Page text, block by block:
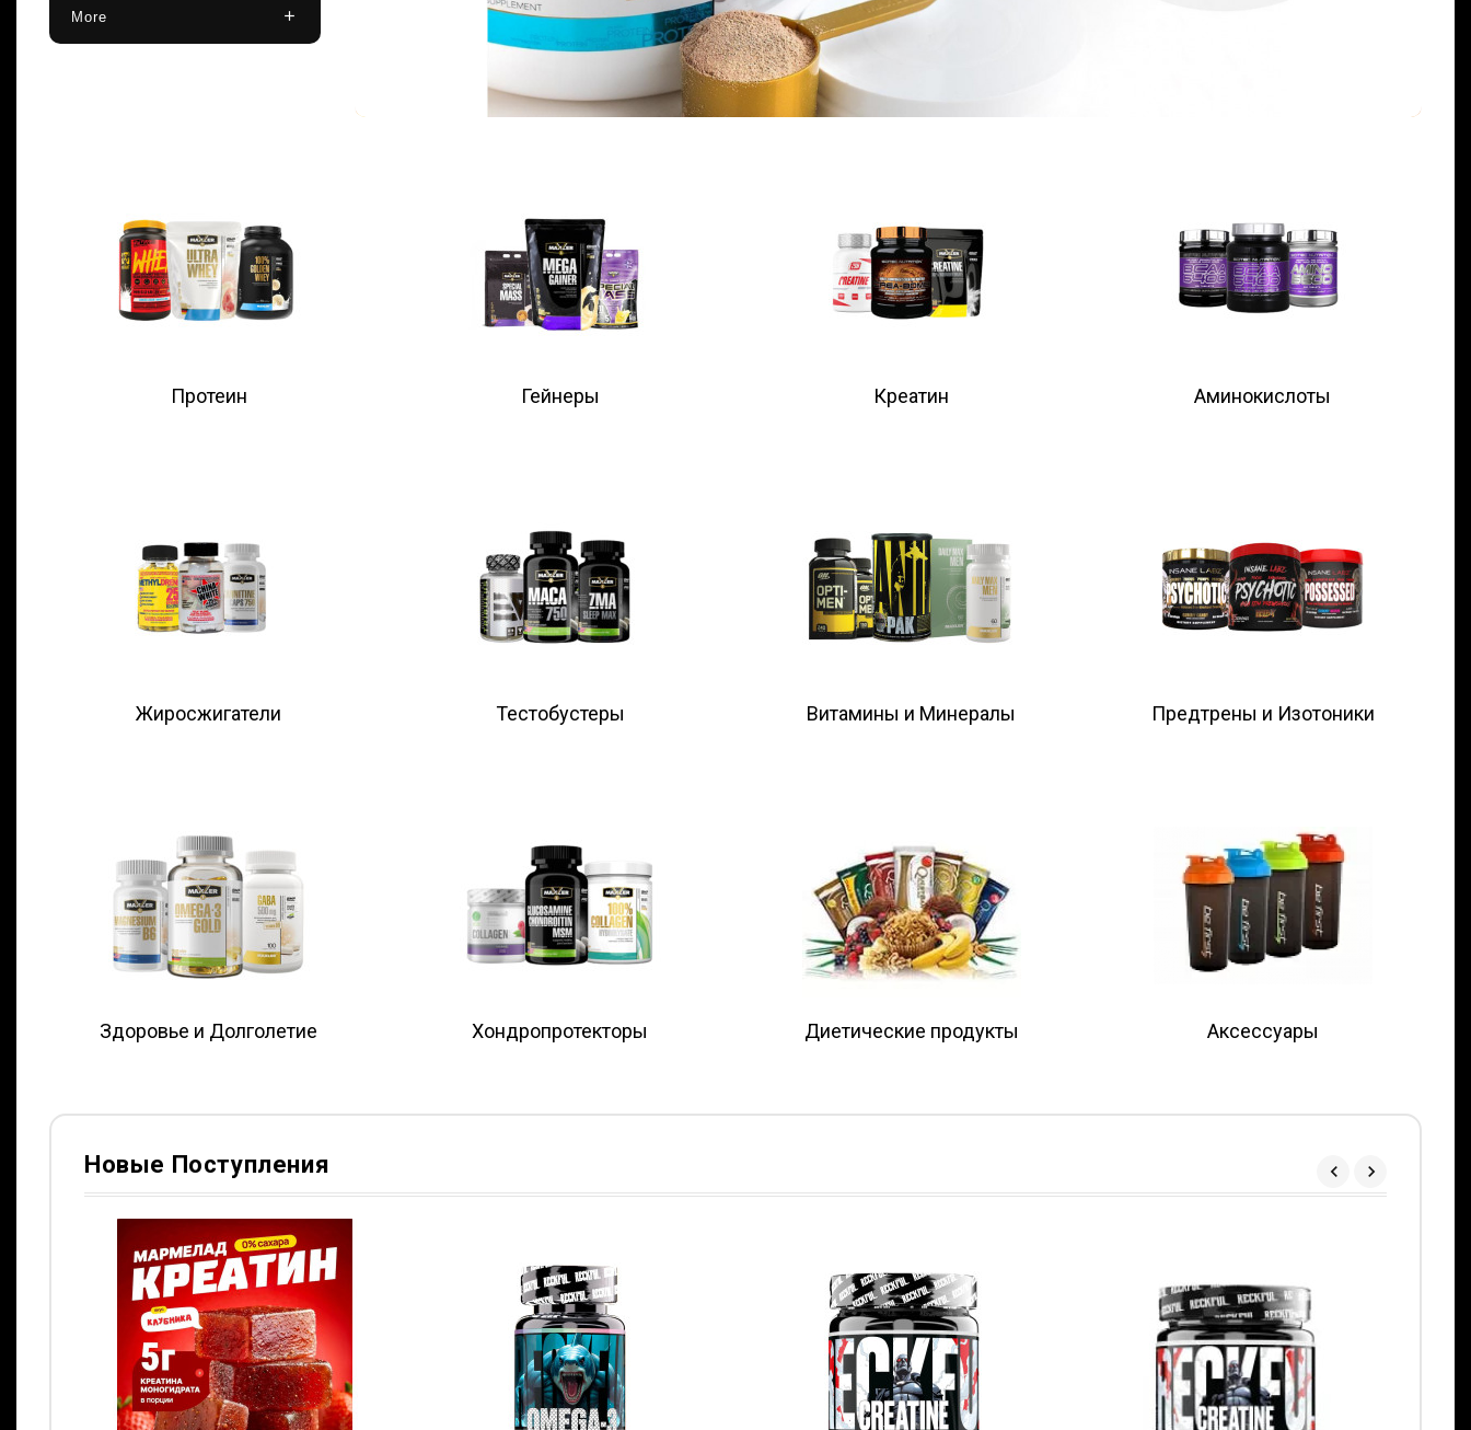
More
Протеин Гейнеры Креатин Аминокислоты
Жиросжигатели Тестобустеры Витамины и Минералы Предтрены и Изотоники
Здоровье и Долголетие Хондропротекторы Диетические продукты Аксессуары
Новые Поступления